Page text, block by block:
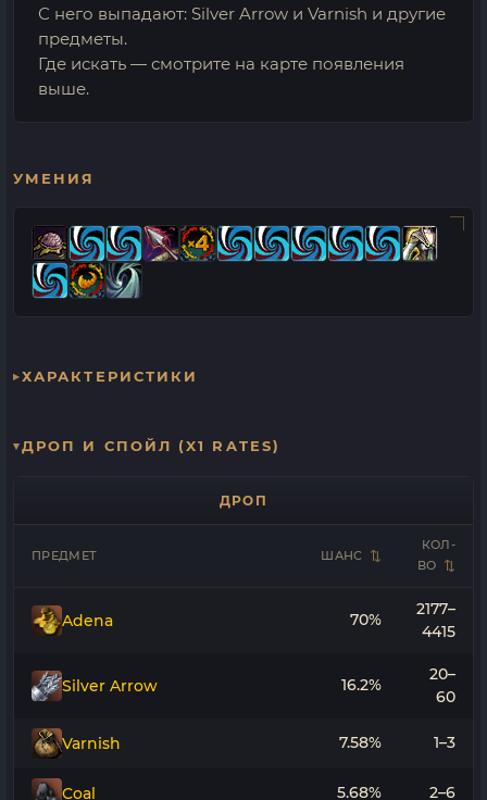
С него выпадают: Silver Arrow и Varnish и другие
предметы.
Где искать — смотрите на карте появления
выше.
УМЕНИЯ
ХАРАКТЕРИСТИКИ
ДРОП И СПОЙЛ (X1 RATES)
ДРОП
ПРЕДМЕТ ШАНС
КОЛ-
ВО
Adena 70%
2177–
4415
Silver Arrow 16.2%
20–
60
Varnish 7.58% 1–3
Coal 5.68% 2–6